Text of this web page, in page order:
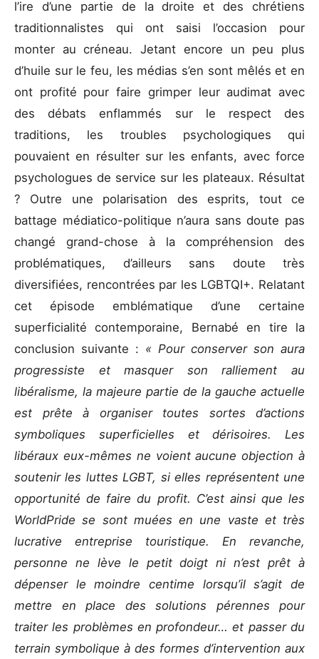
l’ire d’une partie de la droite et des chrétiens
traditionnalistes qui ont saisi l’occasion pour
monter au créneau. Jetant encore un peu plus
d’huile sur le feu, les médias s’en sont mêlés et en
ont profité pour faire grimper leur audimat avec
des débats enflammés sur le respect des
traditions, les troubles psychologiques qui
pouvaient en résulter sur les enfants, avec force
psychologues de service sur les plateaux. Résultat
? Outre une polarisation des esprits, tout ce
battage médiatico-politique n’aura sans doute pas
changé grand-chose à la compréhension des
problématiques, d’ailleurs sans doute très
diversifiées, rencontrées par les LGBTQI+. Relatant
cet épisode emblématique d’une certaine
superficialité contemporaine, Bernabé en tire la
conclusion suivante : « Pour conserver son aura
progressiste et masquer son ralliement au
libéralisme, la majeure partie de la gauche actuelle
est prête à organiser toutes sortes d’actions
symboliques superficielles et dérisoires. Les
libéraux eux-mêmes ne voient aucune objection à
soutenir les luttes LGBT, si elles représentent une
opportunité de faire du profit. C’est ainsi que les
WorldPride se sont muées en une vaste et très
lucrative entreprise touristique. En revanche,
personne ne lève le petit doigt ni n’est prêt à
dépenser le moindre centime lorsqu’il s’agit de
mettre en place des solutions pérennes pour
traiter les problèmes en profondeur… et passer du
terrain symbolique à des formes d’intervention aux